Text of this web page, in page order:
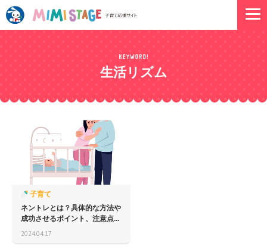
生活リズム
子育て
ネントレとは？具体的な方法や
成功させるポイント、注意点...
2024.04.17